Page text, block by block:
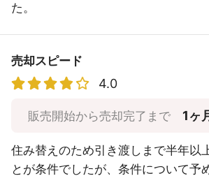
た。
売却スピード
4.0
販売開始から売却完了まで 1ヶ
住み替えのため引き渡しまで半年以
とが条件でしたが、条件について予